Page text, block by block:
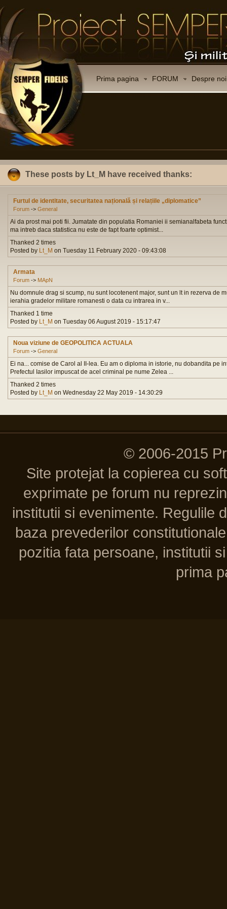
Prima pagina FORUM Despre noi
These posts by Lt_M have received thanks:
Furtul de identitate, securitatea națională și relațiile „diplomatice”
Forum -> General
Ai da prost mai poti fii. Jumatate din populatia Romaniei ii semianalfabeta
ma intreb daca statistica nu este de fapt foarte optimist...
Thanked 2 times
Posted by Lt_M on Tuesday 11 February 2020 - 09:43:08
Armata
Forum -> MApN
Nu domnule drag si scump, nu sunt locotenent major, sunt un lt in rezerva de
ierahia gradelor militare romanesti o data cu intrarea in v...
Thanked 1 time
Posted by Lt_M on Tuesday 06 August 2019 - 15:17:47
Noua viziune de GEOPOLITICA ACTUALA
Forum -> General
Ei na... comise de Carol al II-lea. Eu am o diploma in istorie, nu dobandita pe
Prefectul Iasilor impuscat de acel criminal pe nume Zelea ...
Thanked 2 times
Posted by Lt_M on Wednesday 22 May 2019 - 14:30:29
© 2006-2015
Site protejat la copierea cu
exprimate pe forum nu
institutii si evenimente. Regulile
baza prevederilor
pozitia fata persoane, institutii
prima